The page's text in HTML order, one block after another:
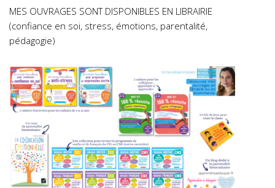
MES OUVRAGES SONT DISPONIBLES EN LIBRAIRIE
(confiance en soi, stress, émotions, parentalité,
pédagogie)